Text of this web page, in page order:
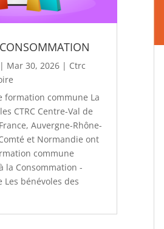
| Mar 30, 2026 | Ctrc
formation commune La
CTRC Centre-Val de
Auvergne-Rhône-
et Normandie ont
commune
la Consommation -
Les bénévoles des